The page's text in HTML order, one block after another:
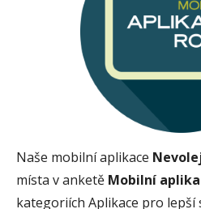
Naše mobilní aplikace
místa v anketě Mobilní
kategoriích Aplikace pro